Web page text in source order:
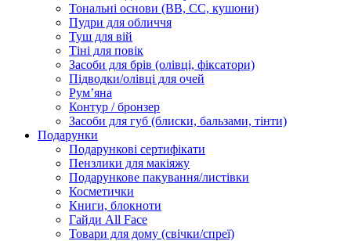
Тональні основи (BB, CC, кушони)
Пудри для обличчя
Туш для вій
Тіні для повік
Засоби для брів (олівці, фіксатори)
Підводки/олівці для очей
Румʼяна
Контур / бронзер
Засоби для губ (блиски, бальзами, тінти)
Подарунки
Подарункові сертифікати
Пензлики для макіяжу
Подарункове пакування/листівки
Косметички
Книги, блокноти
Гайди All Face
Товари для дому (свічки/спреї)